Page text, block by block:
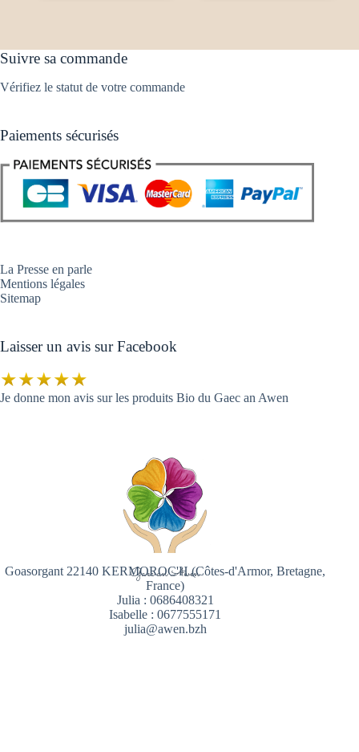
Suivre sa commande
Vérifiez le statut de votre commande
Paiements sécurisés
La Presse en parle
Mentions légales
Sitemap
Laisser un avis sur Facebook
★★★★★
Je donne mon avis sur les produits Bio du Gaec an Awen
Gaec an Awen
Goasorgant 22140 KERMOROC'H (Côtes-d'Armor, Bretagne,
France)
Julia : 0686408321
Isabelle : 0677555171
julia@awen.bzh